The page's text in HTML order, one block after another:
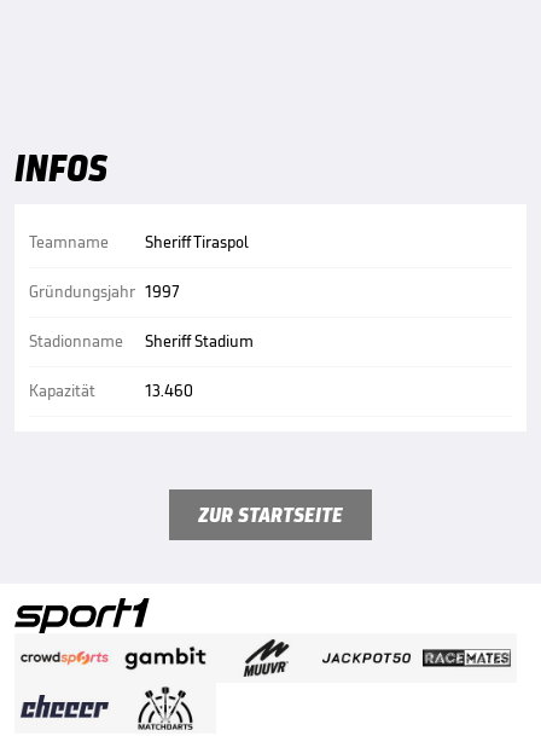
INFOS
Teamname
Gründungsjahr
Stadionname
Kapazität
Sheriff Tiraspol
1997
Sheriff Stadium
13.460
ZUR STARTSEITE